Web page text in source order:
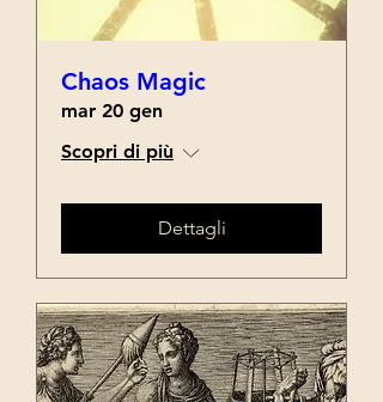
Chaos Magic
mar 20 gen
Scopri di più
Dettagli